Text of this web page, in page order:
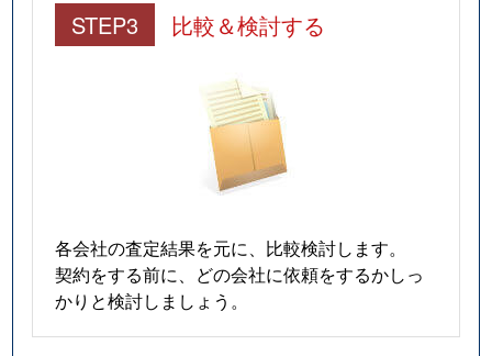
STEP3 比較＆検討する
各会社の査定結果を元に、比較検討します。
契約をする前に、どの会社に依頼をするかしっ
かりと検討しましょう。